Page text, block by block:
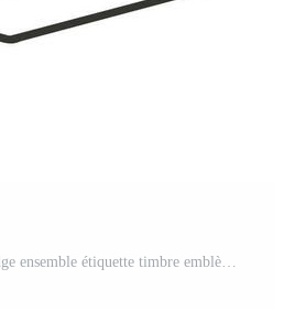
planche a neige ancien badge ensemble étiquette timbre emblème logo conception modèle Vecteur Pro